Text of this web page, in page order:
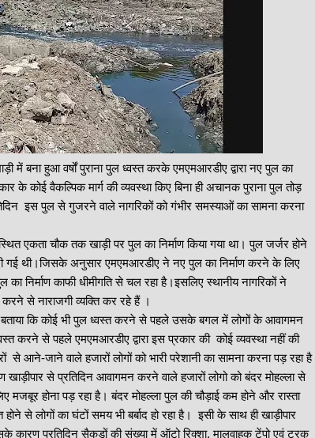
में बना हुआ वर्षों पुराना पुल ध्वस्त करके एमएमआरडीए द्वारा नए पुल का
के कोई वैकल्पिक मार्ग की व्यवस्था किए बिना ही अचानक पुराना पुल तोड़
इस पुल से गुजरने वाले नागरिकों को गंभीर समस्याओं का सामना करना
स्थित एकता चौक तक खाड़ी पर पुल का निर्माण किया गया था। पुल जर्जर होने
गई थी।जिसके अनुसार एमएमआरडीए ने नए पुल का निर्माण करने के लिए
निर्माण काफी धीमीगति से चल रहा है।इसलिए स्थानीय नागरिकों ने
करने से नाराजगी व्यक्ति कर रहे हैं ।
कि कोई भी पुल ध्वस्त करने से पहले उसके बगल में लोगों के आवागमन
करने से पहले एमएमआरडीए द्वारा इस प्रकार की कोई व्यवस्था नहीं की
से आने-जाने वाले हजारों लोगों को भारी परेशानी का सामना करना पड़ रहा है
से प्रतिदिन आवागमन करने वाले हजारों लोगो को बंदर मोहल्ला से
होना पड़ रहा है। बंदर मोहल्ला पुल की चौड़ाई कम होने और रास्ता
होने से लोगों का घंटों समय भी बर्बाद हो रहा है। इसी के साथ ही खाड़ीपार
कारण प्रतिदिन सैकड़ों की संख्या में ऑटो रिक्शा, मालवाहक टेंपो एवं ट्रक